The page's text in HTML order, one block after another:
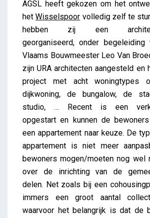
AGSL heeft gekozen om het
hetWisselspoor volledig zelf te
hebben zij een
georganiseerd, onder begeleiding
Vlaams Bouwmeester Leo Van
zijn URA architecten aangesteld en
project met acht woningtypes
dijkwoning, de bungalow, de
studio, … Recent is een
opgestart en kunnen de
een appartement naar keuze. De
appartement is niet meer
bewoners mogen/moeten nog wel
over de inrichting van de
delen. Net zoals bij een
immers een groot aantal
waarvoor het belangrijk is dat de